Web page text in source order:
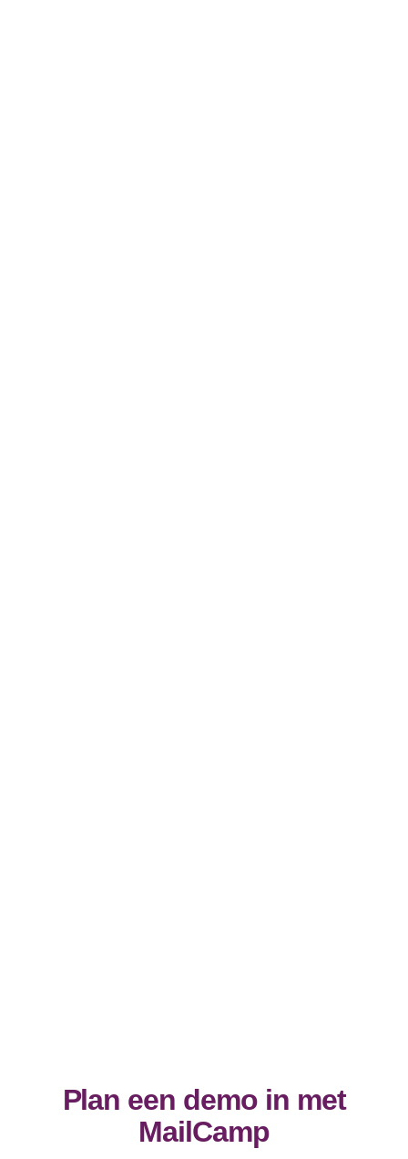
Plan een demo in met
MailCamp